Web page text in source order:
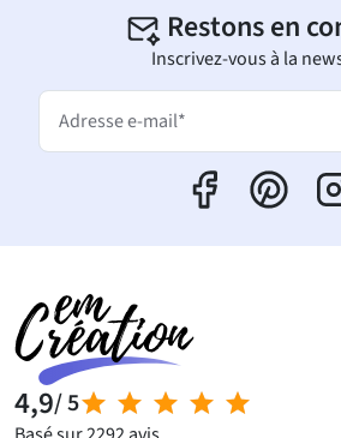
Restons en
Inscrivez-vous à la
Adresse e-mail*
4,9/ 5